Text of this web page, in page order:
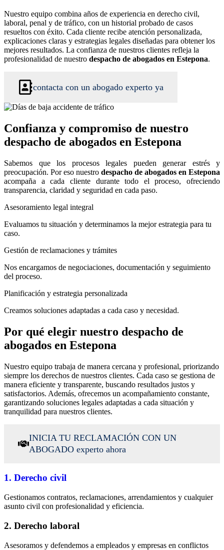
Nuestro equipo combina años de experiencia en derecho civil,
laboral, penal y de tráfico, con un historial probado de casos
resueltos con éxito. Cada cliente recibe atención personalizada,
explicaciones claras y estrategias legales diseñadas para obtener los
mejores resultados. La confianza de nuestros clientes refleja la
profesionalidad de nuestro despacho de abogados en Estepona.
contacta con un abogado experto ya
Confianza y compromiso de nuestro
despacho de abogados en Estepona
Sabemos que los procesos legales pueden generar estrés y
preocupación. Por eso nuestro despacho de abogados en Estepona
acompaña a cada cliente durante todo el proceso, ofreciendo
transparencia, claridad y seguridad en cada paso.
Asesoramiento legal integral
Evaluamos tu situación y determinamos la mejor estrategia para tu
caso.
Gestión de reclamaciones y trámites
Nos encargamos de negociaciones, documentación y seguimiento
del proceso.
Planificación y estrategia personalizada
Creamos soluciones adaptadas a cada caso y necesidad.
Por qué elegir nuestro despacho de
abogados en Estepona
Nuestro equipo trabaja de manera cercana y profesional, priorizando
siempre los derechos de nuestros clientes. Cada caso se gestiona de
manera eficiente y transparente, buscando resultados justos y
satisfactorios. Además, ofrecemos un acompañamiento constante,
garantizando soluciones legales adaptadas a cada situación y
tranquilidad para nuestros clientes.
INICIA TU RECLAMACIÓN CON UN
ABOGADO experto ahora
1. Derecho civil
Gestionamos contratos, reclamaciones, arrendamientos y cualquier
asunto civil con profesionalidad y eficiencia.
2. Derecho laboral
Asesoramos y defendemos a empleados y empresas en conflictos